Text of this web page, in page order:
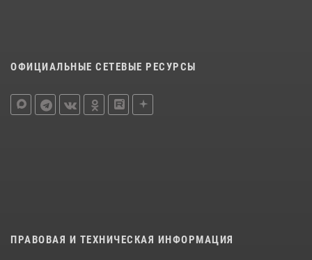
ОФИЦИАЛЬНЫЕ СЕТЕВЫЕ РЕСУРСЫ
ПРАВОВАЯ И ТЕХНИЧЕСКАЯ ИНФОРМАЦИЯ